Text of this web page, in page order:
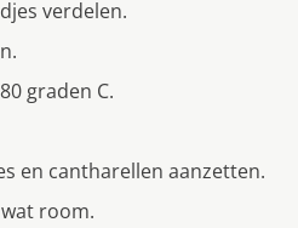
verdelen.
graden C.
en cantharellen aanzetten.
room.